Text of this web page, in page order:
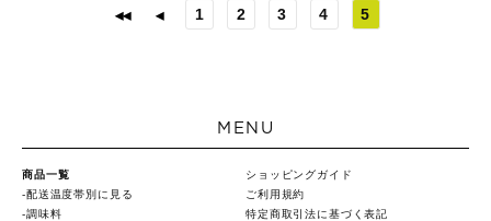
1 2 3 4 5
MENU
商品一覧
配送温度帯別に見る
調味料
ショッピングガイド
ご利用規約
特定商取引法に基づく表記